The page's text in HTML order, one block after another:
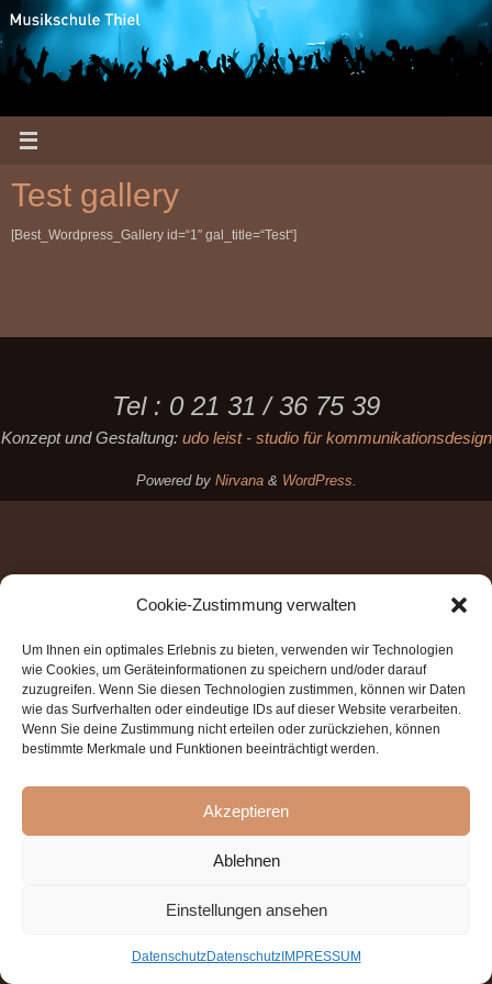
Cookie-Zustimmung verwalten
Um Ihnen ein optimales Erlebnis zu bieten, verwenden wir Technologien
wie Cookies, um Geräteinformationen zu speichern und/oder darauf
zuzugreifen. Wenn Sie diesen Technologien zustimmen, können wir Daten
wie das Surfverhalten oder eindeutige IDs auf dieser Website verarbeiten.
Wenn Sie deine Zustimmung nicht erteilen oder zurückziehen, können
bestimmte Merkmale und Funktionen beeinträchtigt werden.
Akzeptieren
Ablehnen
Einstellungen ansehen
DatenschutzDatenschutzIMPRESSUM
Zum
Inhalt
springen
Test gallery
[Best_Wordpress_Gallery id=“1″ gal_title=“Test“]
Tel : 0 21 31 / 36 75 39
Konzept und Gestaltung: udo leist - studio für kommunikationsdesign
Powered by Nirvana& WordPress.